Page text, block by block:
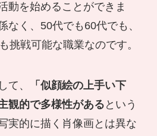
動を始めることができま
なく、50代でも60代でも、
挑戦可能な職業なのです。
て、
「似顔絵の上手い下
観的で多様性がある という
実的に描く肖像画とは異な